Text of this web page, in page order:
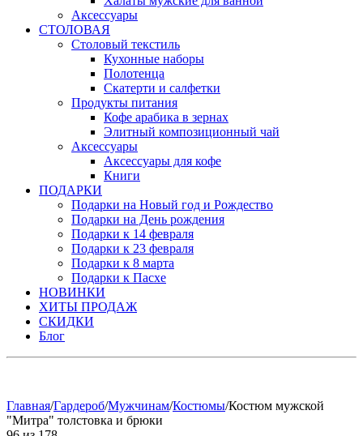
Аксессуары
СТОЛОВАЯ
Столовый текстиль
Кухонные наборы
Полотенца
Скатерти и салфетки
Продукты питания
Кофе арабика в зернах
Элитный композиционный чай
Аксессуары
Аксессуары для кофе
Книги
ПОДАРКИ
Подарки на Новый год и Рождество
Подарки на День рождения
Подарки к 14 февраля
Подарки к 23 февраля
Подарки к 8 марта
Подарки к Пасхе
НОВИНКИ
ХИТЫ ПРОДАЖ
СКИДКИ
Блог
Главная/Гардероб/Мужчинам/Костюмы/Костюм мужской
"Митра" толстовка и брюки